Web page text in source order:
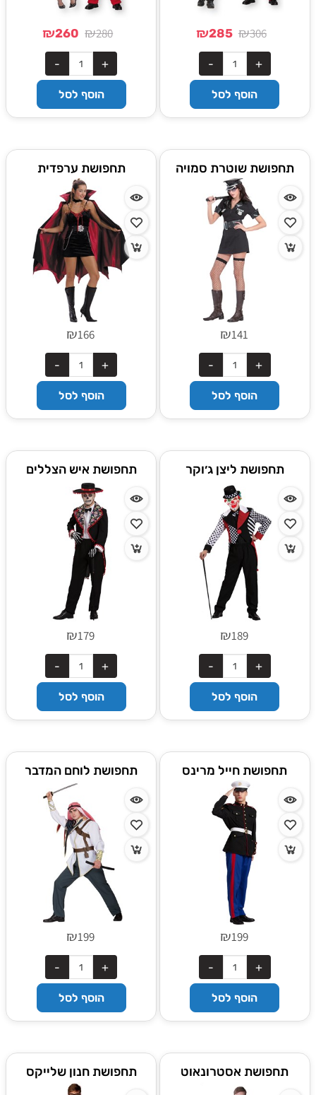
₪306
₪285
הוסף לסל
₪280
₪260
הוסף לסל
תחפושת שוטרת סמויה
₪141
הוסף לסל
תחפושת ערפדית
₪166
הוסף לסל
תחפושת ליצן ג׳וקר
₪189
הוסף לסל
תחפושת איש הצללים
₪179
הוסף לסל
תחפושת חייל מרינס
₪199
הוסף לסל
תחפושת לוחם המדבר
₪199
הוסף לסל
תחפושת אסטרונאוט תחפושת חנון שלייקס